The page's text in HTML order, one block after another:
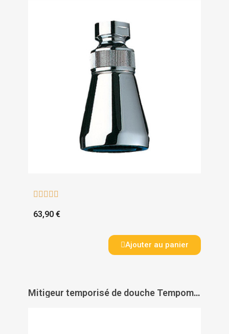
    
63,90 €
Ajouter au panier
Mitigeur temporisé de douche Tempomix 3 - DELABIE